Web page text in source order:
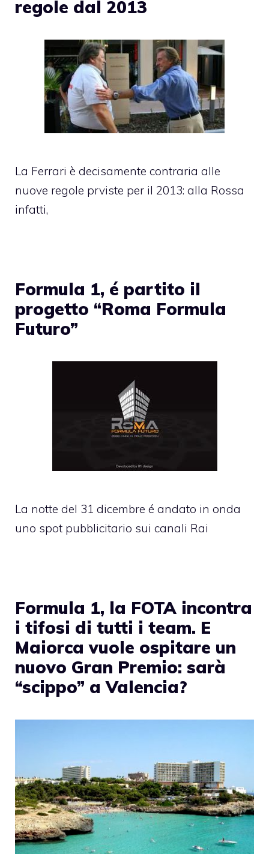
regole dal 2013
La Ferrari è decisamente contraria alle
nuove regole prviste per il 2013: alla Rossa
infatti,
Formula 1, é partito il
progetto “Roma Formula
Futuro”
La notte del 31 dicembre é andato in onda
uno spot pubblicitario sui canali Rai
Formula 1, la FOTA incontra
i tifosi di tutti i team. E
Maiorca vuole ospitare un
nuovo Gran Premio: sarà
“scippo” a Valencia?